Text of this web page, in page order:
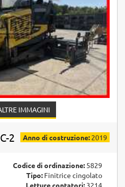
IMMAGINI
2 Anno di costruzione: 2019
Codice di ordinazione: 5829
Tipo: Finitrice cingolato
Letture contatori: 3214